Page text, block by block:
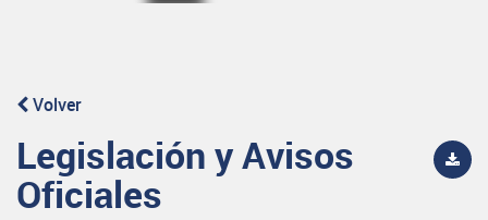
Volver
Legislación y Avisos
Oficiales